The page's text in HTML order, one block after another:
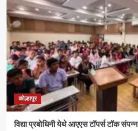
परंपरेचा
जागतिक
गौरव;
मोहसीन
मिरजकर
यांना
‘स्टेट
आर्टिसन
एक्सलन्स
अवॉर्ड’
कोल्हापूर
विद्या प्रबोधिनी येथे आएएस टॉपर्स टॉक संपन्न